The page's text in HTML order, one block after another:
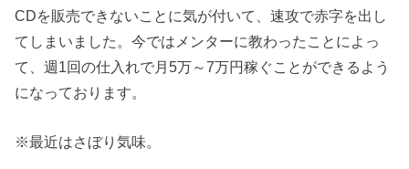
CDを販売できないことに気が付いて、速攻で赤字を出し
てしまいました。今ではメンターに教わったことによっ
て、週1回の仕入れで月5万～7万円稼ぐことができるよう
になっております。
※最近はさぼり気味。